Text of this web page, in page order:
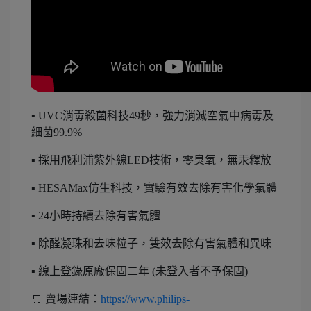
▪ UVC消毒殺菌科技49秒，強力消滅空氣中病毒及
細菌99.9%
▪ 採用飛利浦紫外線LED技術，零臭氧，無汞釋放
▪ HESAMax仿生科技，實驗有效去除有害化學氣體
▪ 24小時持續去除有害氣體
▪ 除醛凝珠和去味粒子，雙效去除有害氣體和異味
▪ 線上登錄原廠保固二年 (未登入者不予保固)
🛒 賣場連結： https://www.philips-